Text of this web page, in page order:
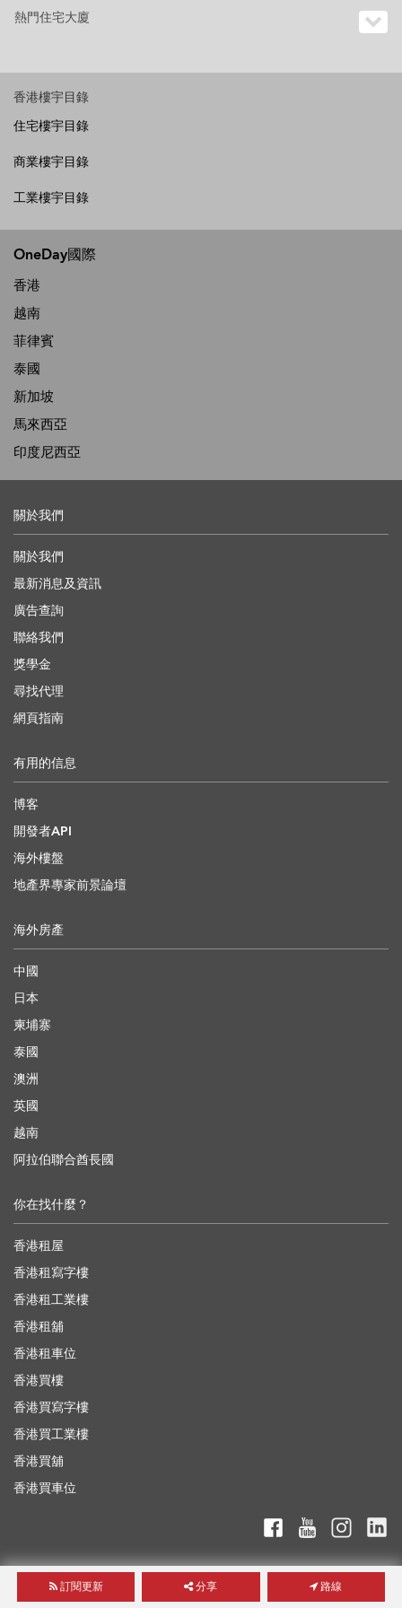
訂閱更新 分享 路線
熱門住宅大廈
香港樓宇目錄
住宅樓宇目錄
商業樓宇目錄
工業樓宇目錄
OneDay國際
香港
越南
菲律賓
泰國
新加坡
馬來西亞
印度尼西亞
關於我們
關於我們
最新消息及資訊
廣告查詢
聯絡我們
獎學金
尋找代理
網頁指南
有用的信息
博客
開發者API
海外樓盤
地產界專家前景論壇
海外房產
中國
日本
柬埔寨
泰國
澳洲
英國
越南
阿拉伯聯合酋長國
你在找什麼？
香港租屋
香港租寫字樓
香港租工業樓
香港租舖
香港租車位
香港買樓
香港買寫字樓
香港買工業樓
香港買舖
香港買車位